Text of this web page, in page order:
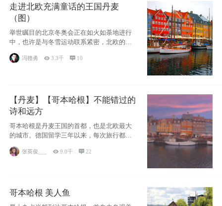
走进北欧充满童话的王国丹麦
（图）
举世瞩目的北京冬奥会正在如火如荼地进行
中，也许是与冬雪运动联系紧密，北欧的一
些国家因
冯赣勇 3.3千  10
【丹麦】【哥本哈根】不能错过的
诗和远方
哥本哈根是丹麦王国的首都，也是北欧最大
的城市。德国留学三年以来，每次旅行都是
张英俊___ 9.0千 22
哥本哈根 美人鱼